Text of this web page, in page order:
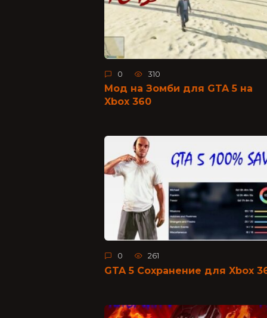
0 310
Мод на Зомби для GTA 5 на
Xbox 360
0 261
GTA 5 Сохранение для Xbox